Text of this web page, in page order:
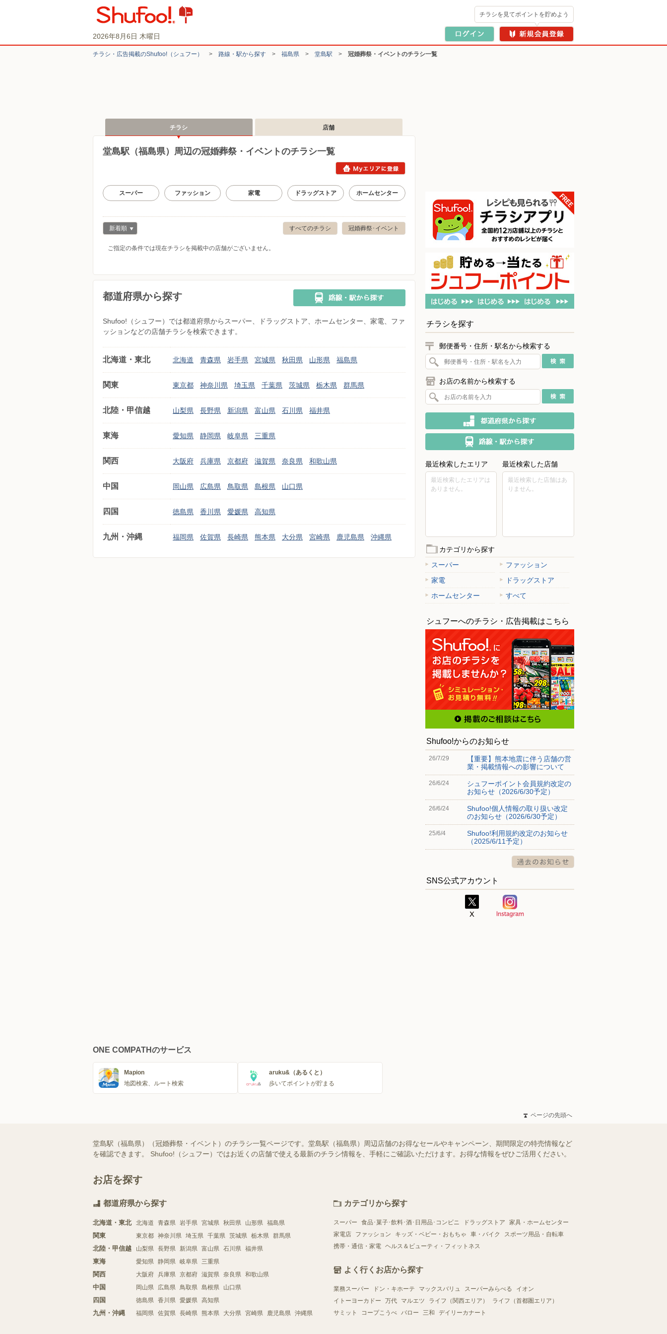
2026年8月6日 木曜日
チラシを見てポイントを貯めよう
チラシ・​広告掲載の​Shufoo!​（シュフー） > 路線・駅から探す > 福島県 > 堂島駅 > 冠婚葬祭・イベントのチラシ一覧
チラシ 店舗
堂島駅（福島県）周辺の冠婚葬祭・イベントのチラシ一覧
スーパー ファッション 家電 ドラッグストア ホームセンター
冠婚葬祭･イベント
すべてのチラシ
新着順
ご指定の条件では現在チラシを掲載中の店舗がございません。
都道府県から探す
Shufoo!（シュフー）では都道府県からスーパー、ドラッグストア、ホームセンター、家電、ファ
ッションなどの店舗チラシを検索できます。
北海道・東北 北海道 青森県 岩手県 宮城県 秋田県 山形県 福島県
関東 東京都 神奈川県 埼玉県 千葉県 茨城県 栃木県 群馬県
北陸・甲信越 山梨県 長野県 新潟県 富山県 石川県 福井県
東海 愛知県 静岡県 岐阜県 三重県
関西 大阪府 兵庫県 京都府 滋賀県 奈良県 和歌山県
中国 岡山県 広島県 鳥取県 島根県 山口県
四国 徳島県 香川県 愛媛県 高知県
九州・沖縄 福岡県 佐賀県 長崎県 熊本県 大分県 宮崎県 鹿児島県 沖縄県
チラシを探す
郵便番号・住所・駅名から検索する
お店の名前から検索する
最近検索したエリア
最近検索したエリアは
ありません。
最近検索した店舗
最近検索した店舗はあ
りません。
カテゴリから探す
スーパー
ファッション
家電
ドラッグストア
ホームセンター
すべて
シュフーへのチラシ・広告掲載はこちら
Shufoo!からのお知らせ
26/7/29
【重要】熊本地震に伴う店舗の営
業・掲載情報への影響について
26/6/24
シュフーポイント会員規約改定の
お知らせ（2026/6/30予定）
26/6/24
Shufoo!個人情報の取り扱い改定
のお知らせ（2026/6/30予定）
25/6/4
Shufoo!利用規約改定のお知らせ
（2025/6/11予定）
SNS公式アカウント
ONE COMPATHのサービス
Mapion
地図検索、ルート検索
aruku&（あるくと）
歩いてポイントが貯まる
ページの先頭へ
堂島駅（福島県）（冠婚葬祭・イベント）のチラシ一覧ページです。堂島駅（福島県）周辺店舗のお得なセールやキャンペーン、期間限定の特売情報など
を確認できます。 Shufoo!（シュフー）ではお近くの店舗で使える最新のチラシ情報を、手軽にご確認いただけます。お得な情報をぜひご活用ください。
お店を探す
都道府県から探す
北海道・東北 北海道 青森県 岩手県 宮城県 秋田県 山形県 福島県
関東 東京都 神奈川県 埼玉県 千葉県 茨城県 栃木県 群馬県
北陸・甲信越 山梨県 長野県 新潟県 富山県 石川県 福井県
東海 愛知県 静岡県 岐阜県 三重県
関西 大阪府 兵庫県 京都府 滋賀県 奈良県 和歌山県
中国 岡山県 広島県 鳥取県 島根県 山口県
四国 徳島県 香川県 愛媛県 高知県
九州・沖縄 福岡県 佐賀県 長崎県 熊本県 大分県 宮崎県 鹿児島県 沖縄県
カテゴリから探す
スーパー 食品･菓子･飲料･酒･日用品･コンビニ ドラッグストア
家具・ホームセンター
家電店
ファッション キッズ・ベビー・おもちゃ 車・バイク
スポーツ用品・自転車
携帯・通信・家電 ヘルス＆ビューティ・フィットネス
よく行くお店から探す
業務スーパー ドン・キホーテ マックスバリュ スーパーみらべる
イオン
イトーヨーカドー
万代 マルエツ ライフ（関西エリア）
ライフ（首都圏エリア）
サミット
コープこうべ バロー 三和 デイリーカナート